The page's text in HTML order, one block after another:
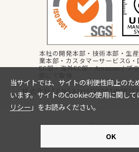
本社の開発本部・技術本部・生
業本部・カスタマーサービスG
EC部・海外EC部・Amazon / プ
株式会社TENGAはISO9001の認証
Language